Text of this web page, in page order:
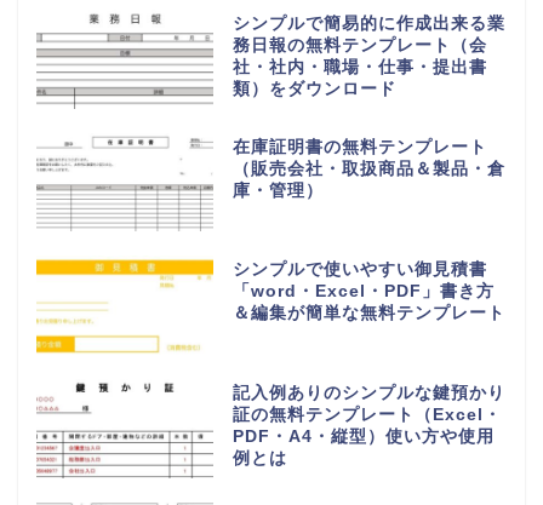
シンプルで簡易的に作成出来る業
務日報の無料テンプレート（会
社・社内・職場・仕事・提出書
類）をダウンロード
在庫証明書の無料テンプレート
（販売会社・取扱商品＆製品・倉
庫・管理）
シンプルで使いやすい御見積書
「word・Excel・PDF」書き方
＆編集が簡単な無料テンプレート
記入例ありのシンプルな鍵預かり
証の無料テンプレート（Excel・
PDF・A4・縦型）使い方や使用
例とは